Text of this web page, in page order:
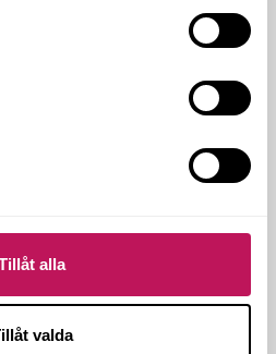
alla
valda
brons belysning med
och Mikael Andersson på
gärna varm för Forsens
i flera projekt tidigare,
lika bra som alltid.